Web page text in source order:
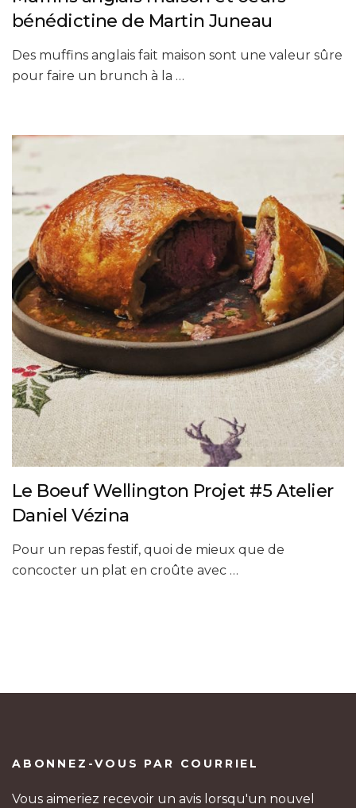
bénédictine de Martin Juneau
Des muffins anglais fait maison sont une valeur sûre
pour faire un brunch à la …
Le Boeuf Wellington Projet #5 Atelier
Daniel Vézina
Pour un repas festif, quoi de mieux que de
concocter un plat en croûte avec …
ABONNEZ-VOUS PAR COURRIEL
Vous aimeriez recevoir un avis lorsqu'un nouvel